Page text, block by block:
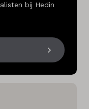
bij Hedin